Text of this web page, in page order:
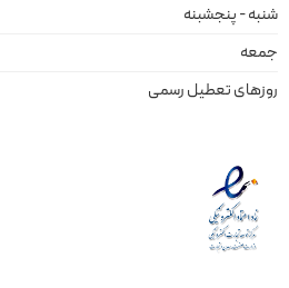
شنبه - پنجشبنه
جمعه
روزهای تعطیل رسمی